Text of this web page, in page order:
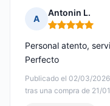
A
Antonin L.
Nota: 5 de 5
Publicado el 02/03/
tras una compra de 21/
Personal atento,
Perfecto